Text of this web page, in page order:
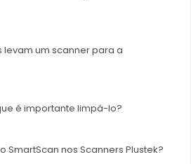
um scanner para a
é importante limpá-lo?
SmartScan nos Scanners Plustek?